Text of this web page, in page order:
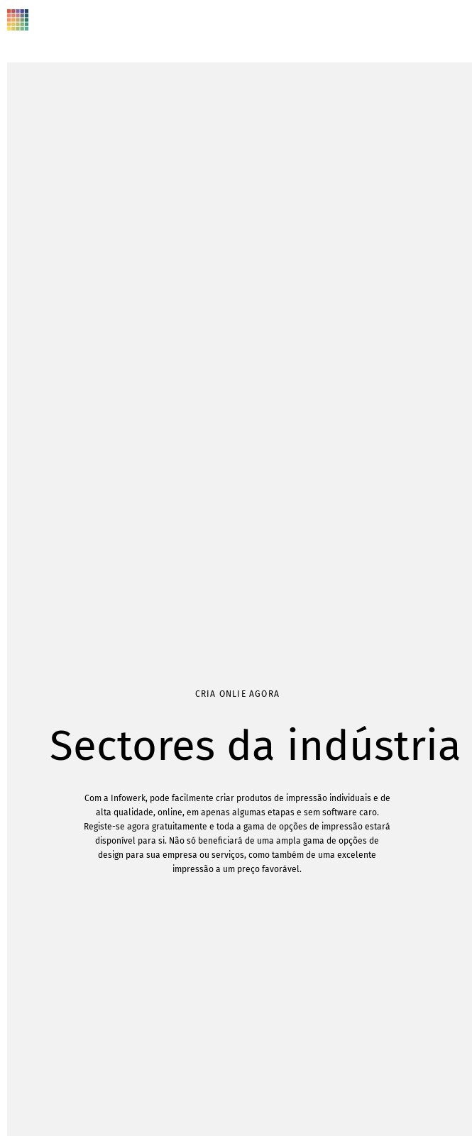
CRIA ONLIE AGORA
Sectores da indústria
Com a Infowerk, pode facilmente criar produtos de impressão individuais e de
alta qualidade, online, em apenas algumas etapas e sem software caro.
Registe-se agora gratuitamente e toda a gama de opções de impressão estará
disponível para si. Não só beneficiará de uma ampla gama de opções de
design para sua empresa ou serviços, como também de uma excelente
impressão a um preço favorável.